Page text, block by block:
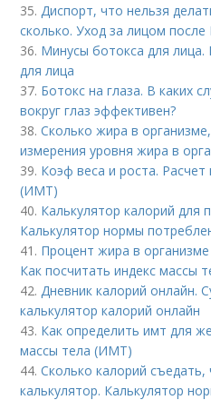
35.Диспорт, что нельзя
сколько. Уход за лицом
36. Минусы ботокса для лица.
для лица
37. Ботокс на глаза. В каких
вокруг глаз эффективен?
38.Сколько жира в
измерения уровня жира в
39. Коэф веса и роста.
(ИМТ)
40. Калькулятор калорий для
Калькулятор нормы
41. Процент жира в
Как посчитать индекс массы
42.Дневник калорий онлайн.
калькулятор калорий онлайн
43. Как определить имт для
массы тела (ИМТ)
44.Сколько калорий
калькулятор. Калькулятор